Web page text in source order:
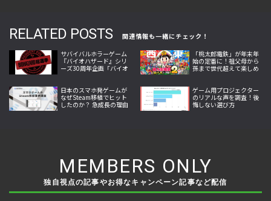
RELATED POSTS
関連情報も一緒にチェック！
サバイバルホラーゲーム
『バイオハザード』シリ
ーズ30周年企画「バイオ
「桃太郎電鉄」が年末年
始の定番に！祖父母から
孫まで世代超えて楽しめ
日本のスマホ発ゲームが
なぜSteam移植でヒット
したのか？ 急成長の理由
ゲーム用プロジェクター
のリアルな声を調査！後
悔しない選び方
MEMBERS ONLY
独自視点の記事やお得なキャンペーン記事など配信